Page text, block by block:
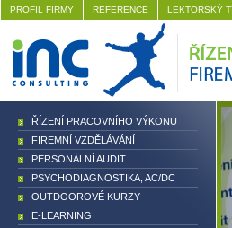
PROFIL FIRMY REFERENCE LEKTORSKÝ
ŘÍZENÍ PRACOVNÍHO VÝKONU
FIREMNÍ VZDĚLÁVÁNÍ
PERSONÁLNÍ AUDIT
PSYCHODIAGNOSTIKA, AC/DC
OUTDOOROVÉ KURZY
E-LEARNING